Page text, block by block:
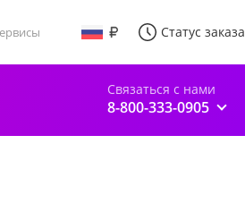
Статус заказа
Связаться с нами
8-800-333-0905